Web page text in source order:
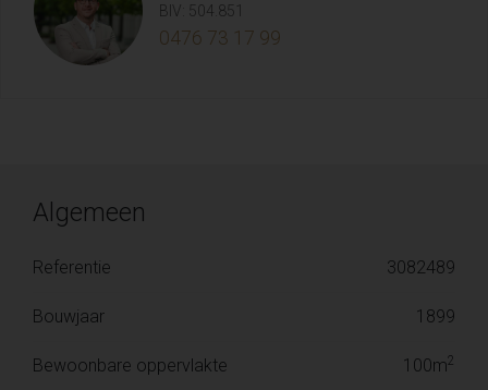
BIV: 504.851
0476 73 17 99
Algemeen
Referentie 3082489
Bouwjaar 1899
Bewoonbare oppervlakte 100m2